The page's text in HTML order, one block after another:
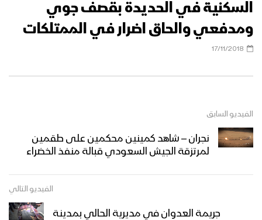
السكنية في الحديدة بقصف جوي
ومدفعي والحاق اضرار في الممتلكات
17/11/2018
الفيديو السابق
نجران – شاهد كمينين محكمين على طقمين
لمرتزقة الجيش السعودي قبالة منفذ الخضراء
الفيديو التالي
جريمة العدوان في مديرية الحالي بمدينة